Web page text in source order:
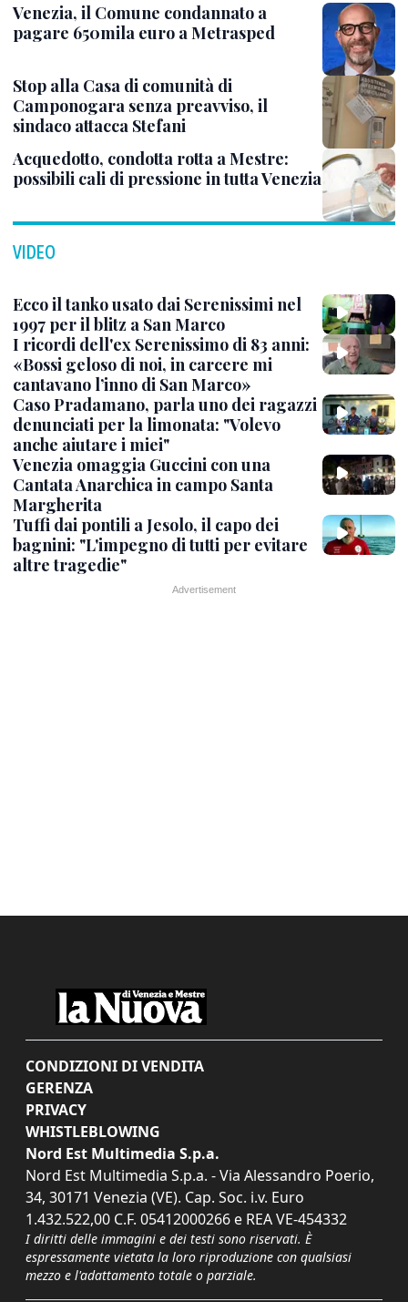
Venezia, il Comune condannato a
pagare 650mila euro a Metrasped
Stop alla Casa di comunità di
Camponogara senza preavviso, il
sindaco attacca Stefani
Acquedotto, condotta rotta a Mestre:
possibili cali di pressione in tutta Venezia
VIDEO
Ecco il tanko usato dai Serenissimi nel
1997 per il blitz a San Marco
I ricordi dell'ex Serenissimo di 83 anni:
«Bossi geloso di noi, in carcere mi
cantavano l’inno di San Marco»
Caso Pradamano, parla uno dei ragazzi
denunciati per la limonata: "Volevo
anche aiutare i miei"
Venezia omaggia Guccini con una
Cantata Anarchica in campo Santa
Margherita
Tuffi dai pontili a Jesolo, il capo dei
bagnini: "L'impegno di tutti per evitare
altre tragedie"
CONDIZIONI DI VENDITA
GERENZA
PRIVACY
WHISTLEBLOWING
Nord Est Multimedia S.p.a.
Nord Est Multimedia S.p.a. - Via Alessandro Poerio,
34, 30171 Venezia (VE). Cap. Soc. i.v. Euro
1.432.522,00 C.F. 05412000266 e REA VE-454332
I diritti delle immagini e dei testi sono riservati. È
espressamente vietata la loro riproduzione con qualsiasi
mezzo e l'adattamento totale o parziale.